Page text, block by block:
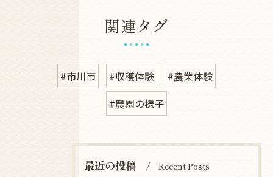
関連タグ
#市川市 #収穫体験
#農業体験
#農園の様子
最近の投稿 Recent Posts